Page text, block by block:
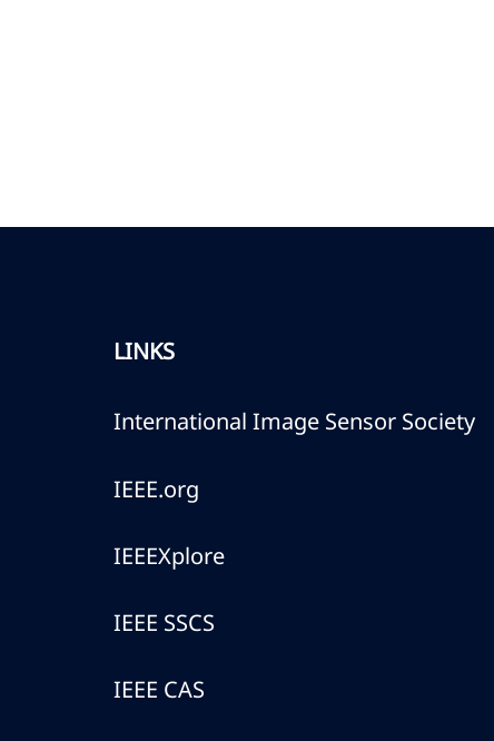
LINKS
International Image Sensor Society
IEEE.org
IEEEXplore
IEEE SSCS
IEEE CAS